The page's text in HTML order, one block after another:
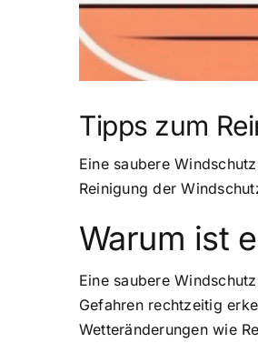
Tipps zum
Eine saubere
Reinigung der
Warum ist
Eine saubere
Gefahren rechtzeitig
Wetteränderungen wie